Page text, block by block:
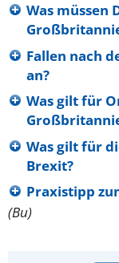
Was müssen
Fallen nach
an?
Was gilt für
Was gilt für
Brexit?
Praxistipp
(Bu)